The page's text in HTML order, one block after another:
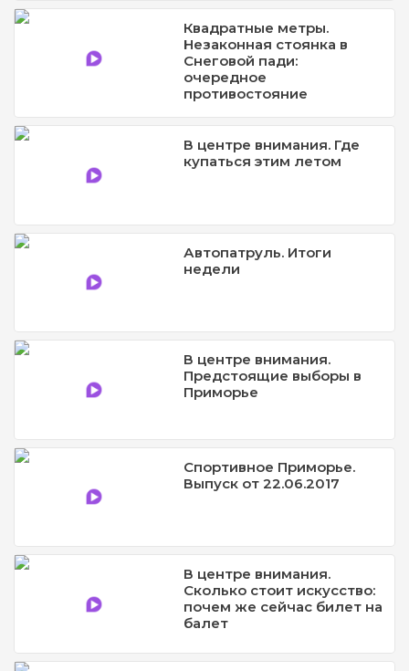
Квадратные метры.
Незаконная стоянка в
Снеговой пади:
очередное
противостояние
В центре внимания. Где
купаться этим летом
Автопатруль. Итоги
недели
В центре внимания.
Предстоящие выборы в
Приморье
Спортивное Приморье.
Выпуск от 22.06.2017
В центре внимания.
Сколько стоит искусство:
почем же сейчас билет на
балет